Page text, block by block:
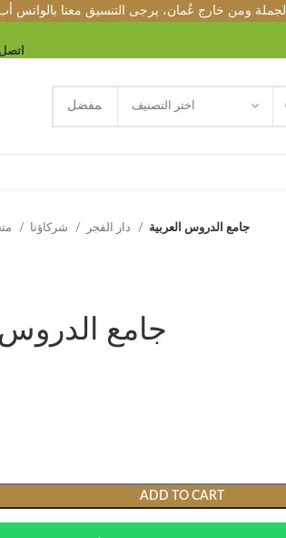
الجملة ومن خارج عُمان، يرجى التنسيق معنا
اتصل
اختر التصنيف
جامع الدروس العربية
جامع الدروس
ADD TO CART